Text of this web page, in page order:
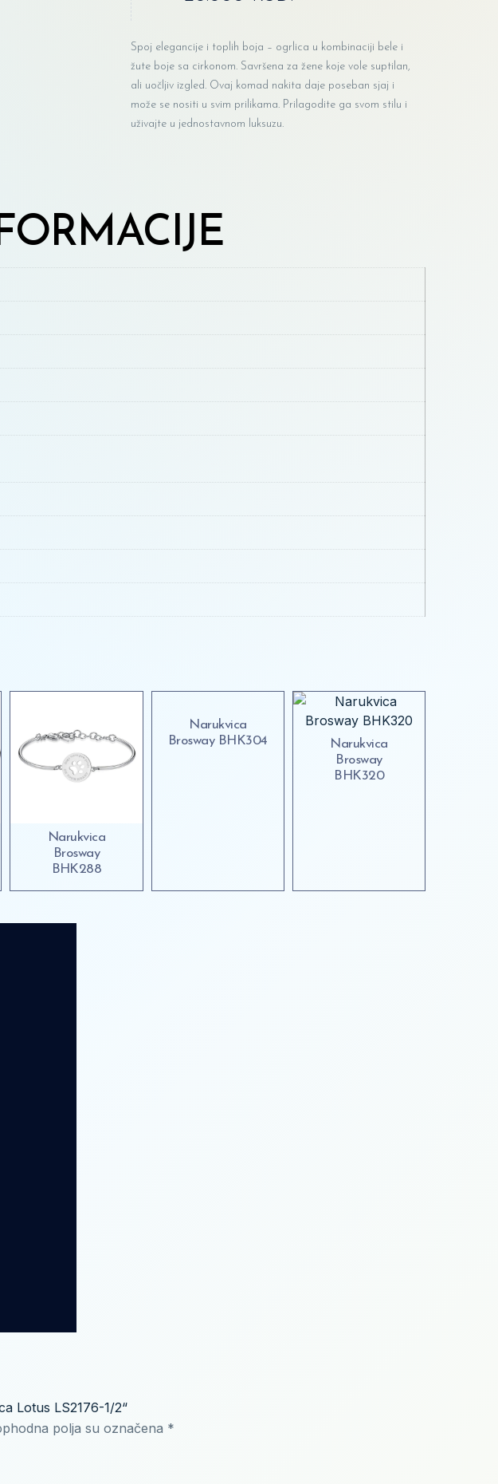
Spoj elegancije i toplih boja – ogrlica u kombinaciji bele i
žute boje sa cirkonom. Savršena za žene koje vole suptilan,
ali uočljiv izgled. Ovaj komad nakita daje poseban sjaj i
može se nositi u svim prilikama. Prilagodite ga svom stilu i
uživajte u jednostavnom luksuzu.
Narukvica
Brosway
BHK288
Narukvica
Brosway BHK304
Narukvica
Brosway
BHK320
Lotus LS2176-1/2“
polja su označena *